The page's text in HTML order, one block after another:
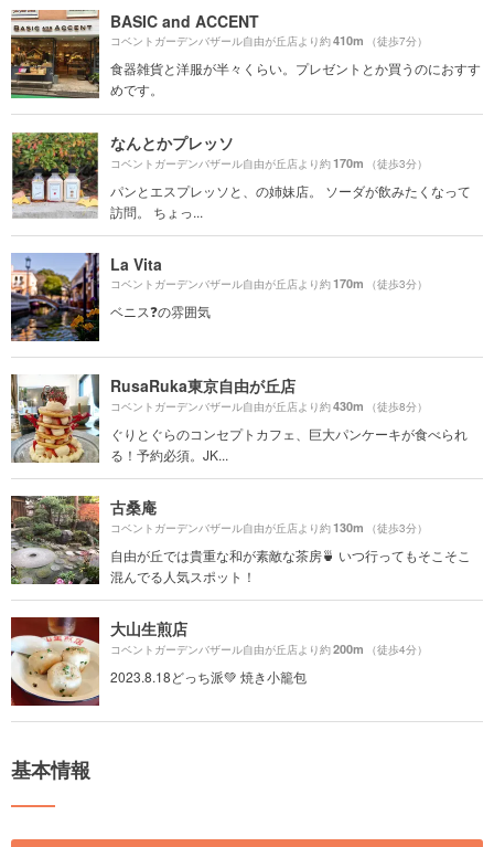
BASIC and ACCENT
コベントガーデンバザール自由が丘店より約410m （徒歩7分）
食器雑貨と洋服が半々くらい。プレゼントとか買うのにおすす
めです。
なんとかプレッソ
コベントガーデンバザール自由が丘店より約170m （徒歩3分）
パンとエスプレッソと、の姉妹店。 ソーダが飲みたくなって
訪問。 ちょっ...
La Vita
コベントガーデンバザール自由が丘店より約170m （徒歩3分）
ベニス❓の雰囲気
RusaRuka東京自由が丘店
コベントガーデンバザール自由が丘店より約430m （徒歩8分）
ぐりとぐらのコンセプトカフェ、巨大パンケーキが食べられ
る！予約必須。JK...
古桑庵
コベントガーデンバザール自由が丘店より約130m （徒歩3分）
自由が丘では貴重な和が素敵な茶房🍵 いつ行ってもそこそこ
混んでる人気スポット！
大山生煎店
コベントガーデンバザール自由が丘店より約200m （徒歩4分）
2023.8.18どっち派💚 焼き小籠包
基本情報